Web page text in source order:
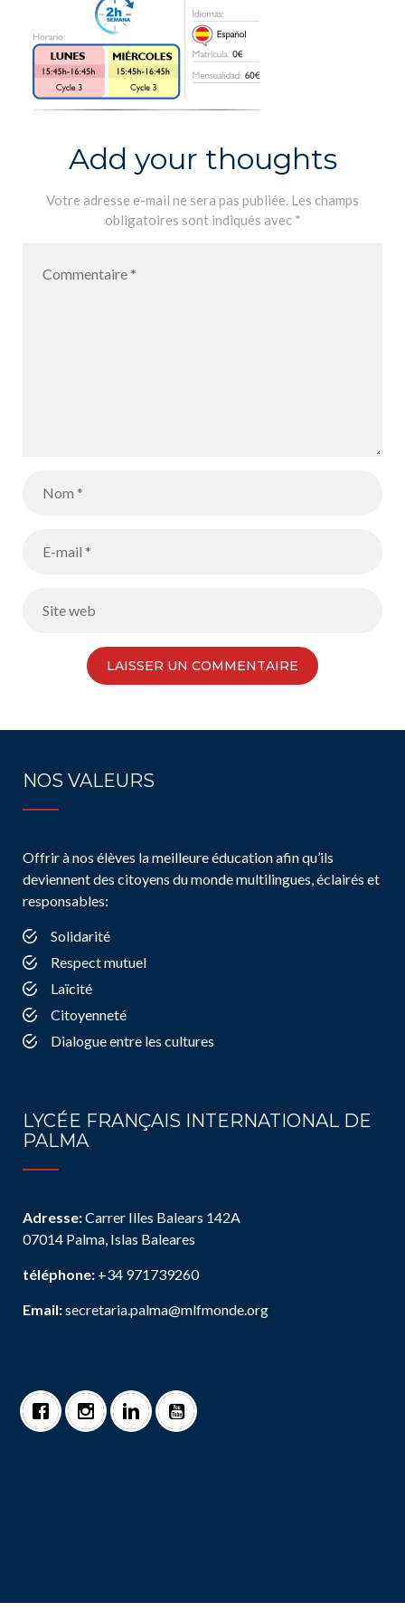
Add your thoughts
Votre adresse e-mail ne sera pas publiée. Les champs
obligatoires sont indiqués avec *
NOS VALEURS
Offrir à nos élèves la meilleure éducation afin qu’ils
deviennent des citoyens du monde multilingues, éclairés et
responsables:
Solidarité
Respect mutuel
Laïcité
Citoyenneté
Dialogue entre les cultures
LYCÉE FRANÇAIS INTERNATIONAL DE
PALMA
Adresse:Carrer Illes Balears 142A
07014 Palma, Islas Baleares
téléphone: +34 971739260
Email:secretaria.palma@mlfmonde.org